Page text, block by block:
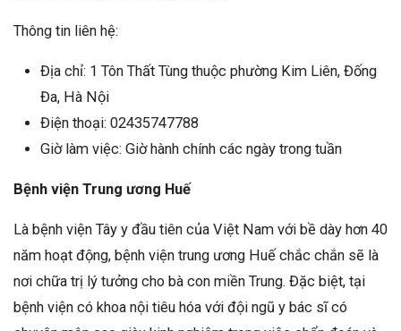
Thông tin liên hệ:
Địa chỉ: 1 Tôn Thất Tùng thuộc phường Kim Liên, Đống
Đa, Hà Nội
Điện thoại: 02435747788
Giờ làm việc: Giờ hành chính các ngày trong tuần
Bệnh viện Trung ương Huế
Là bệnh viện Tây y đầu tiên của Việt Nam với bề dày hơn 40
năm hoạt động, bệnh viện trung ương Huế chắc chắn sẽ là
nơi chữa trị lý tưởng cho bà con miền Trung. Đặc biệt, tại
bệnh viện có khoa nội tiêu hóa với đội ngũ y bác sĩ có